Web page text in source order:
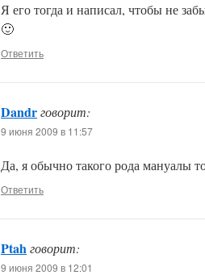
Я его тогда и написал, чтобы не
🙂
Ответить
Dandrговорит:
9 июня 2009 в 11:57
Да, я обычно такого рода мануалы
Ответить
Ptahговорит:
9 июня 2009 в 12:01